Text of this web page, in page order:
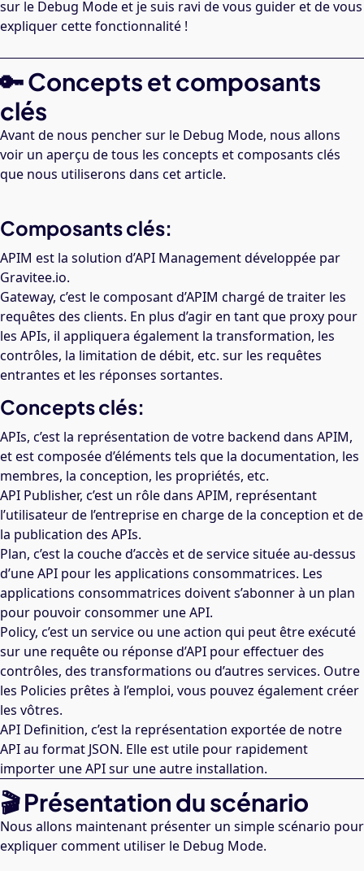
sur le Debug Mode et je suis ravi de vous guider et de vous
expliquer cette fonctionnalité !
🔑 Concepts et composants
clés
Avant de nous pencher sur le Debug Mode, nous allons
voir un aperçu de tous les concepts et composants clés
que nous utiliserons dans cet article.
Composants clés:
APIM est la solution d’API Management développée par
Gravitee.io.
Gateway, c’est le composant d’APIM chargé de traiter les
requêtes des clients. En plus d’agir en tant que proxy pour
les APIs, il appliquera également la transformation, les
contrôles, la limitation de débit, etc. sur les requêtes
entrantes et les réponses sortantes.
Concepts clés:
APIs, c’est la représentation de votre backend dans APIM,
et est composée d’éléments tels que la documentation, les
membres, la conception, les propriétés, etc.
API Publisher, c’est un rôle dans APIM, représentant
l’utilisateur de l’entreprise en charge de la conception et de
la publication des APIs.
Plan, c’est la couche d’accès et de service située au-dessus
d’une API pour les applications consommatrices. Les
applications consommatrices doivent s’abonner à un plan
pour pouvoir consommer une API.
Policy, c’est un service ou une action qui peut être exécuté
sur une requête ou réponse d’API pour effectuer des
contrôles, des transformations ou d’autres services. Outre
les Policies prêtes à l’emploi, vous pouvez également créer
les vôtres.
API Definition, c’est la représentation exportée de notre
API au format JSON. Elle est utile pour rapidement
importer une API sur une autre installation.
🎬 Présentation du scénario
Nous allons maintenant présenter un simple scénario pour
expliquer comment utiliser le Debug Mode.